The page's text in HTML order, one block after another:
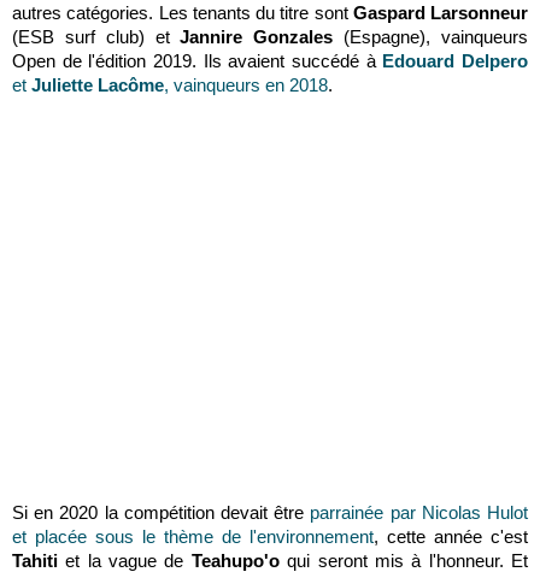
autres catégories. Les tenants du titre sont Gaspard Larsonneur
(ESB surf club) etJannire Gonzales (Espagne), vainqueurs
Open de l'édition 2019. Ils avaient succédé à Edouard Delpero
et Juliette Lacôme, vainqueurs en 2018.
Si en 2020 la compétition devait être parrainée par Nicolas Hulot
et placée sous le thème de l'environnement, cette année c'est
Tahitiet la vague de Teahupo'oqui seront mis à l'honneur. Et